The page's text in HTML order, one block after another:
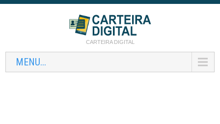
CARTEIRA DIGITAL
MENU...